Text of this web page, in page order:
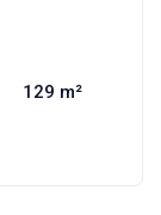
129 m²